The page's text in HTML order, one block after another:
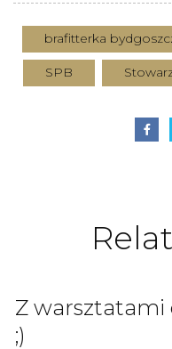
brafitterka
SPB
Z warsztatami
;)